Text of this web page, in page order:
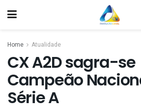
Home Atualidade
CX A2D sagra-se
Campeão
Série A